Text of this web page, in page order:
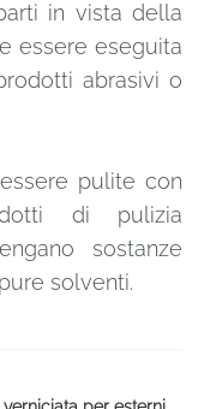
in vista della
essere eseguita
abrasivi o
pulite con
di pulizia
sostanze
solventi.